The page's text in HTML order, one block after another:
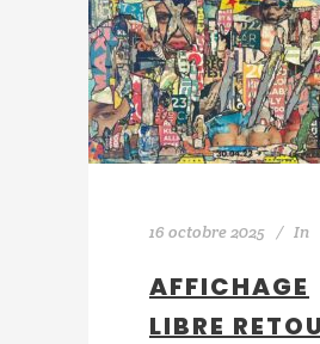
16 octobre 2025 In
AFFICHAGE
LIBRE